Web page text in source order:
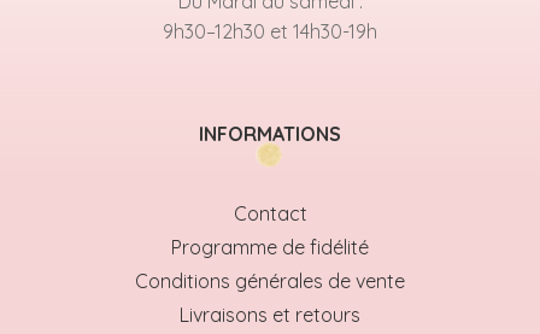
9h30–12h30 et 14h30-19h
INFORMATIONS
Contact
Programme de fidélité
Conditions générales de vente
Livraisons et retours